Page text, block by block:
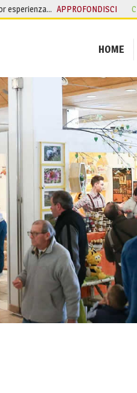
HOME
esperienza… APPROFONDISCI